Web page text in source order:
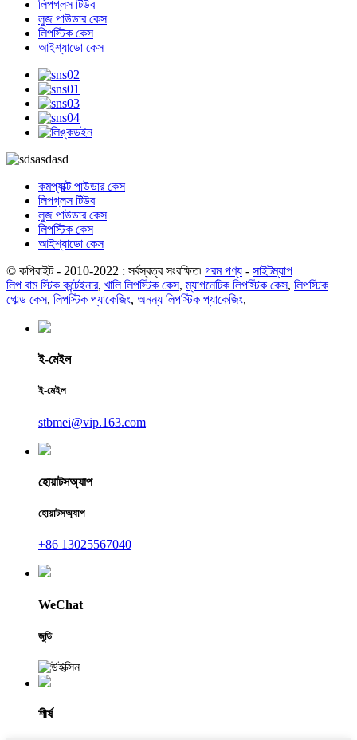
লিপগ্লস টিউব
লুজ পাউডার কেস
লিপস্টিক কেস
আইশ্যাডো কেস
কমপ্যাক্ট পাউডার কেস
লিপগ্লস টিউব
লুজ পাউডার কেস
লিপস্টিক কেস
আইশ্যাডো কেস
© কপিরাইট - 2010-2022 : সর্বস্বত্ব সংরক্ষিত৷ গরম পণ্য - সাইটম্যাপ
লিপ বাম স্টিক কন্টেইনার, খালি লিপস্টিক কেস,ম্যাগনেটিক লিপস্টিক কেস, লিপস্টিক
গোল্ড কেস, লিপস্টিক প্যাকেজিং, অনন্য লিপস্টিক প্যাকেজিং,
ই-মেইল
ই-মেইল
stbmei@vip.163.com
হোয়াটসঅ্যাপ
হোয়াটসঅ্যাপ
+86 13025567040
WeChat
জুডি
শীর্ষ